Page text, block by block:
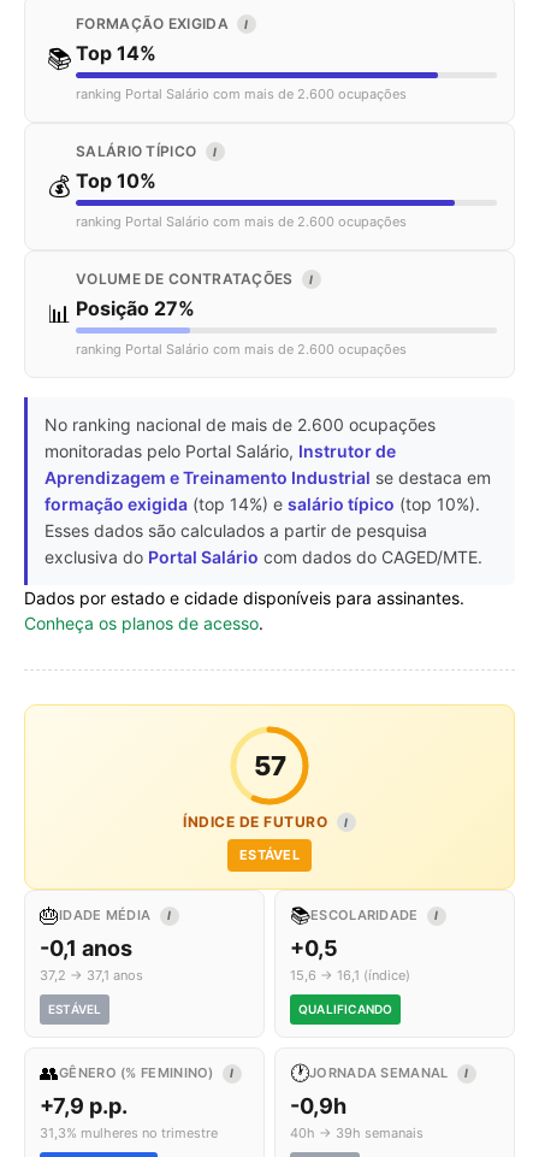
📚
FORMAÇÃO EXIGIDA I
Top 14%
ranking Portal Salário com mais de 2.600 ocupações
💰
SALÁRIO TÍPICO I
Top 10%
ranking Portal Salário com mais de 2.600 ocupações
📊
VOLUME DE CONTRATAÇÕES I
Posição 27%
ranking Portal Salário com mais de 2.600 ocupações
No ranking nacional de mais de 2.600 ocupações
monitoradas pelo Portal Salário, Instrutor de
Aprendizagem e Treinamento Industrial se destaca em
formação exigida (top 14%) e salário típico (top 10%).
Esses dados são calculados a partir de pesquisa
exclusiva do Portal Salário com dados do CAGED/MTE.
Dados por estado e cidade disponíveis para assinantes.
Conheça os planos de acesso.
57
ÍNDICE DE FUTURO I
ESTÁVEL
🎂IDADE MÉDIA I
-0,1 anos
37,2 → 37,1 anos
ESTÁVEL
📚ESCOLARIDADE I
+0,5
15,6 → 16,1 (índice)
QUALIFICANDO
👥GÊNERO (% FEMININO) I
+7,9 p.p.
31,3% mulheres no trimestre
🕐JORNADA SEMANAL I
-0,9h
40h → 39h semanais